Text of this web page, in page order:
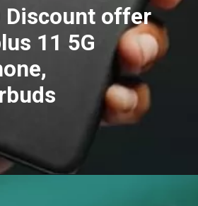
Discount offer
11 5G